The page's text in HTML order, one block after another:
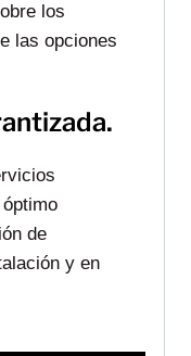
los
las opciones
de
y en